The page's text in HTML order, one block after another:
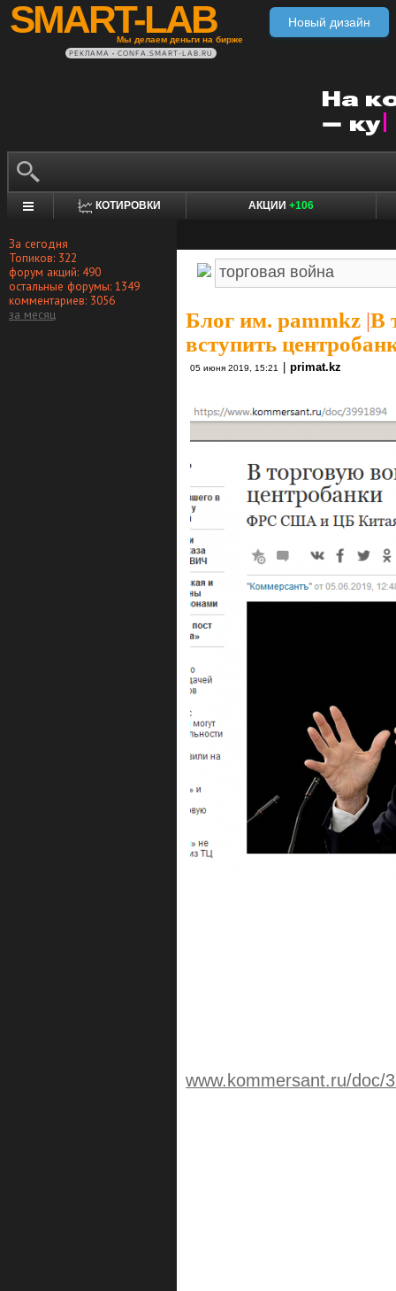
SMART-LAB
Мы делаем деньги на бирже
Новый дизайн
РЕКЛАМА • CONFA.SMART-LAB.RU
КОТИРОВКИ АКЦИИ +106
За сегодня
Топиков: 322
форум акций: 490
остальные форумы: 1349
комментариев: 3056
за месяц
Блог им. pammkz |В
вступить
05 июня 2019, 15:21 primat.kz
www.kommersant.ru/doc/